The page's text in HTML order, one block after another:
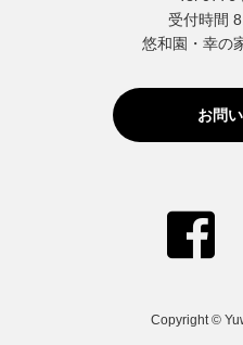
受付時間
悠和園・幸
お問
Copyright ©